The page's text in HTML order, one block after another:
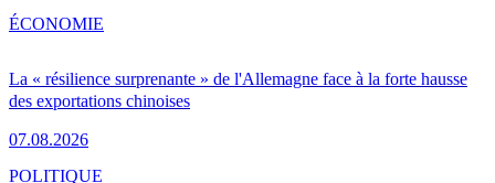
La « résilience surprenante » de l'Allemagne face à la forte hausse
des exportations chinoises
07.08.2026
ÉCONOMIE
POLITIQUE